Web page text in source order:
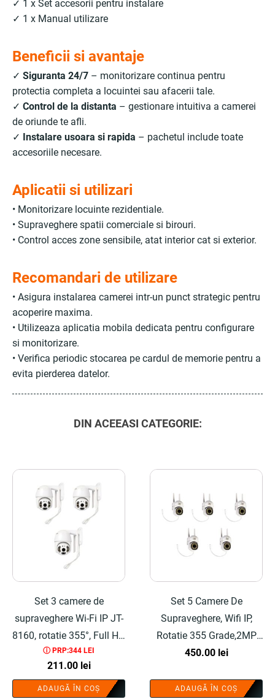
✓ 1 x Set accesorii pentru instalare
✓ 1 x Manual utilizare
Beneficii si avantaje
✓ Siguranta 24/7 – monitorizare continua pentru
protectia completa a locuintei sau afacerii tale.
✓ Control de la distanta – gestionare intuitiva a camerei
de oriunde te afli.
✓ Instalare usoara si rapida – pachetul include toate
accesoriile necesare.
Aplicatii si utilizari
• Monitorizare locuinte rezidentiale.
• Supraveghere spatii comerciale si birouri.
• Control acces zone sensibile, atat interior cat si exterior.
Recomandari de utilizare
• Asigura instalarea camerei intr-un punct strategic pentru
acoperire maxima.
• Utilizeaza aplicatia mobila dedicata pentru configurare
si monitorizare.
• Verifica periodic stocarea pe cardul de memorie pentru a
evita pierderea datelor.
DIN ACEEASI CATEGORIE:
Set 3 camere de
supraveghere Wi-Fi IP JT-
8160, rotatie 355°, Full HD
2MP - COBI SMART®
ⓘ PRP:344 LEI
211.00 lei
ADAUGĂ ÎN COȘ
Set 5 Camere De
Supraveghere, Wifi IP,
Rotatie 355 Grade,2MP,
Full HD Model 8161QJ -
450.00 lei
ADAUGĂ ÎN COȘ